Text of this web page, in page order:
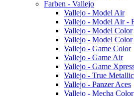
Farben - Vallejo
Vallejo - Model Air
Vallejo - Model Air -
Vallejo - Model Color
Vallejo - Model Color
Vallejo - Game Color
Vallejo - Game Air
Vallejo - Game
Vallejo - True
Vallejo - Panzer Aces
Vallejo - Mecha Color